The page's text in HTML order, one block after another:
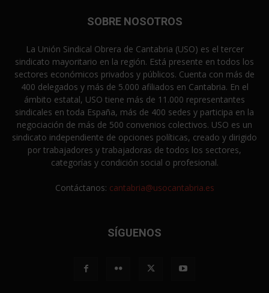
SOBRE NOSOTROS
La Unión Sindical Obrera de Cantabria (USO) es el tercer
sindicato mayoritario en la región. Está presente en todos los
sectores económicos privados y públicos. Cuenta con más de
400 delegados y más de 5.000 afiliados en Cantabria. En el
ámbito estatal, USO tiene más de 11.000 representantes
sindicales en toda España, más de 400 sedes y participa en la
negociación de más de 500 convenios colectivos. USO es un
sindicato independiente de opciones políticas, creado y dirigido
por trabajadores y trabajadoras de todos los sectores,
categorías y condición social o profesional.
Contáctanos: cantabria@usocantabria.es
SÍGUENOS